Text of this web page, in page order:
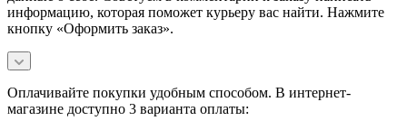
информацию, которая поможет курьеру вас найти. Нажмите
кнопку «Оформить заказ».
Оплачивайте покупки удобным способом. В интернет-
магазине доступно 3 варианта оплаты: